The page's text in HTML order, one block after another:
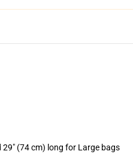
(74 cm) long for Large bags